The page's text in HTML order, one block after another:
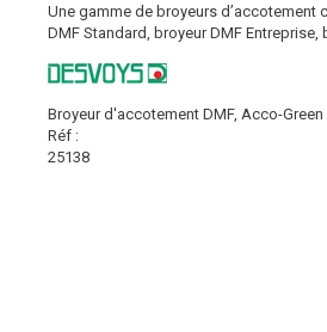
Une gamme de broyeurs d’accotement
DMF Standard, broyeur DMF Entreprise,
Broyeur d'accotement DMF, Acco-Green
Réf :
25138